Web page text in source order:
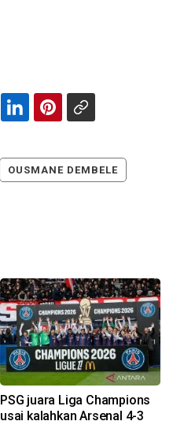
OUSMANE DEMBELE
PSG juara Liga Champions
usai kalahkan Arsenal 4-3